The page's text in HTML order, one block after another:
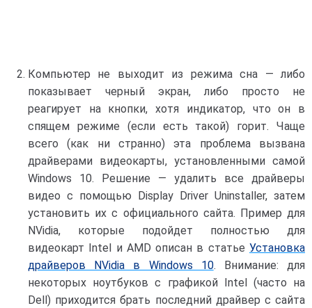
Компьютер не выходит из режима сна — либо
показывает черный экран, либо просто не
реагирует на кнопки, хотя индикатор, что он в
спящем режиме (если есть такой) горит. Чаще
всего (как ни странно) эта проблема вызвана
драйверами видеокарты, установленными самой
Windows 10. Решение — удалить все драйверы
видео с помощью Display Driver Uninstaller, затем
установить их с официального сайта. Пример для
NVidia, которые подойдет полностью для
видеокарт Intel и AMD описан в статье Установка
драйверов NVidia в Windows 10. Внимание: для
некоторых ноутбуков с графикой Intel (часто на
Dell) приходится брать последний драйвер с сайта